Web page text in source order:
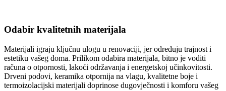
Odabir kvalitetnih materijala
Materijali igraju ključnu ulogu u renovaciji, jer određuju trajnost i
estetiku vašeg doma. Prilikom odabira materijala, bitno je voditi
računa o otpornosti, lakoći održavanja i energetskoj učinkovitosti.
Drveni podovi, keramika otpornija na vlagu, kvalitetne boje i
termoizolacijski materijali doprinose dugovječnosti i komforu vašeg